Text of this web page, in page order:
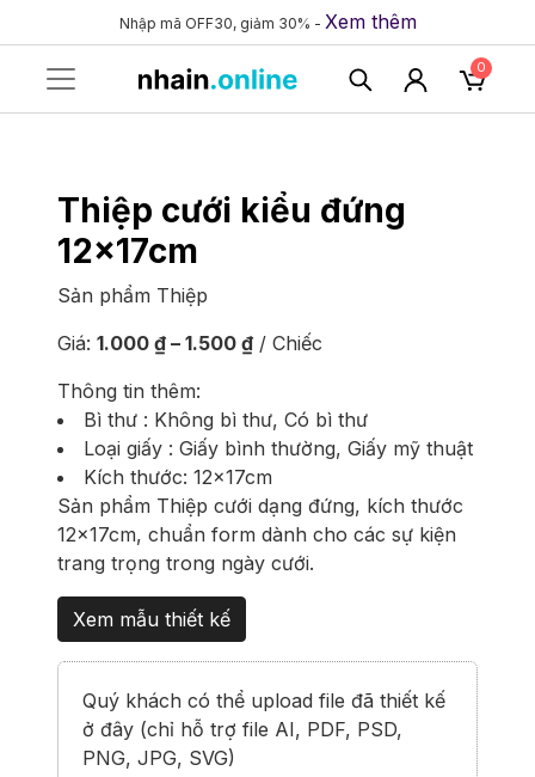
Nhập mã OFF30, giảm 30% - Xem thêm
0
Thiệp cưới kiểu đứng
12x17cm
Sản phẩm Thiệp
Giá: 1.000 ₫ – 1.500 ₫Khoảng
1.000 ₫
đến
1.500 ₫
/ Chiếc
Thông tin thêm:
Bì thư : Không bì thư, Có bì thư
Loại giấy : Giấy bình thường, Giấy mỹ thuật
Kích thước: 12x17cm
Sản phẩm Thiệp cưới dạng đứng, kích thước
12x17cm, chuẩn form dành cho các sự kiện
trang trọng trong ngày cưới.
Xem mẫu thiết kế
Quý khách có thể upload file đã thiết kế
ở đây (chỉ hỗ trợ file AI, PDF, PSD,
PNG, JPG, SVG)